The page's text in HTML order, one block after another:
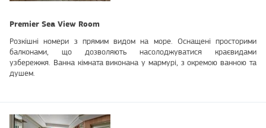
Premier Sea View Room
Розкішні номери з прямим видом на море. Оснащені просторими
балконами, що дозволяють насолоджуватися краєвидами
узбережжя. Ванна кімната виконана у мармурі, з окремою ванною та
душем.